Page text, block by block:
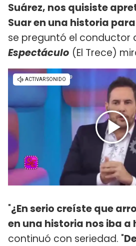
Suárez, nos quisiste
Suar en una historia
se preguntó el conductor
Espectáculo (El Trece)
"¿En serio creíste que
en una historia nos iba a
continuó con seriedad. "